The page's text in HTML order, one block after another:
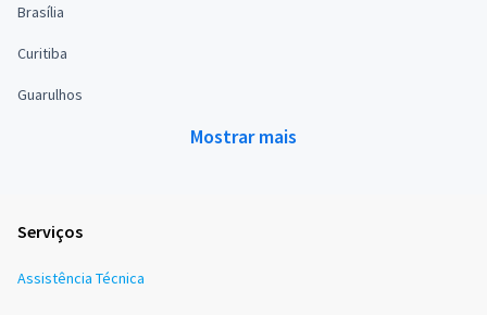
Brasília
Curitiba
Guarulhos
Mostrar mais
Serviços
Assistência Técnica